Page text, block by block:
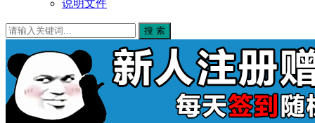
说明文件
搜 索